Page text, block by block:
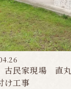
民家現場 直丸
け工事